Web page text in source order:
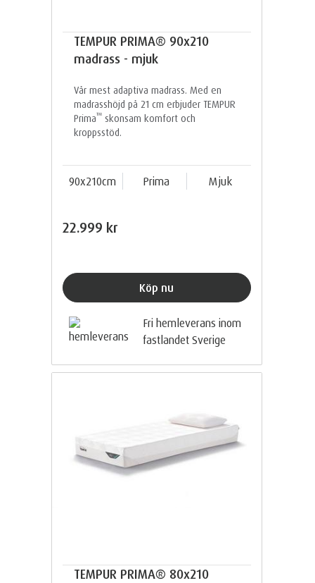
TEMPUR PRIMA® 90x210
madrass - mjuk
Vår mest adaptiva madrass. Med en
madrasshöjd på 21 cm erbjuder TEMPUR
Prima™skonsam komfort och
kroppsstöd.
90x210cm Prima Mjuk
22.999 kr
Köp nu
Fri hemleverans inom
fastlandet Sverige
TEMPUR PRIMA® 80x210